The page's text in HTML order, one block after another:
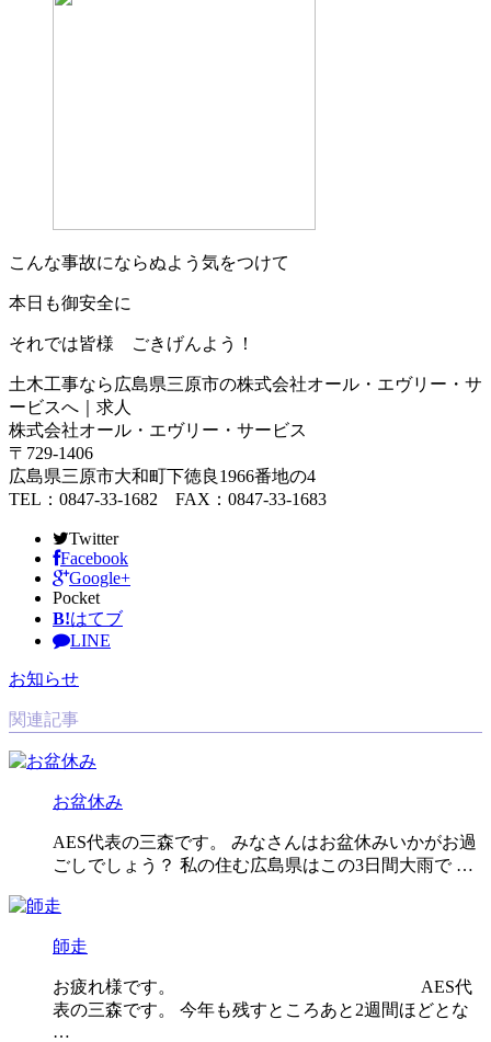
こんな事故にならぬよう気をつけて
本日も御安全に
それでは皆様 ごきげんよう！
土木工事なら広島県三原市の株式会社オール・エヴリー・サ
ービスへ｜求人
株式会社オール・エヴリー・サービス
〒729-1406
広島県三原市大和町下徳良1966番地の4
TEL：0847-33-1682 FAX：0847-33-1683
Twitter
Facebook
Google+
Pocket
B!はてブ
LINE
お知らせ
関連記事
お盆休み
AES代表の三森です。 みなさんはお盆休みいかがお過
ごしでしょう？ 私の住む広島県はこの3日間大雨で …
師走
お疲れ様です。 AES代
表の三森です。 今年も残すところあと2週間ほどとな
…